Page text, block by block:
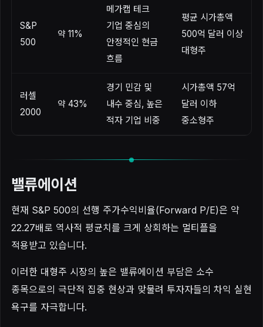
S&P
500
약 11%
메가캡 테크
기업 중심의
안정적인 현금
흐름
평균 시가총액
500억 달러 이상
대형주
러셀
2000
약 43%
경기 민감 및
내수 중심, 높은
적자 기업 비중
시가총액 57억
달러 이하
중소형주
밸류에이션
현재 S&P 500의 선행 주가수익비율(Forward P/E)은 약
22.27배로 역사적 평균치를 크게 상회하는 멀티플을
적용받고 있습니다.
이러한 대형주 시장의 높은 밸류에이션 부담은 소수
종목으로의 극단적 집중 현상과 맞물려 투자자들의 차익 실현
욕구를 자극합니다.